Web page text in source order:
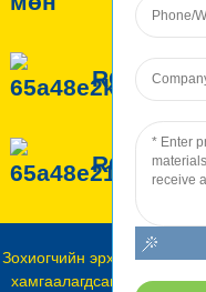
ROC
ROC
Зохиогчийн эрх © Roc
хамгаалагдсан.
Сайтын